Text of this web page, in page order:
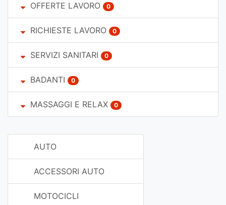
OFFERTE LAVORO 0
RICHIESTE LAVORO 0
SERVIZI SANITARI 0
BADANTI 0
MASSAGGI E RELAX 0
AUTO
ACCESSORI AUTO
MOTOCICLI